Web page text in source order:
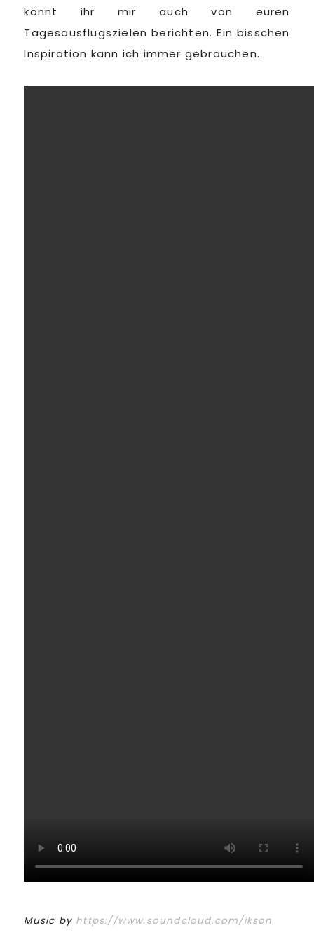
könnt ihr mir auch von euren
Tagesausflugszielen berichten. Ein bisschen
Inspiration kann ich immer gebrauchen.
Music by https://www.soundcloud.com/ikson